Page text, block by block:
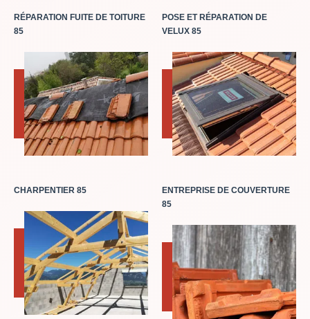
RÉPARATION FUITE DE TOITURE
85
POSE ET RÉPARATION DE
VELUX 85
CHARPENTIER 85
ENTREPRISE DE COUVERTURE
85